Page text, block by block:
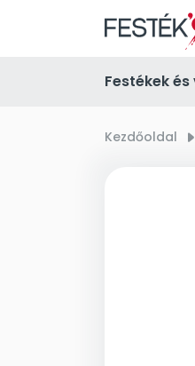
Festékek
Kezdőoldal right_small